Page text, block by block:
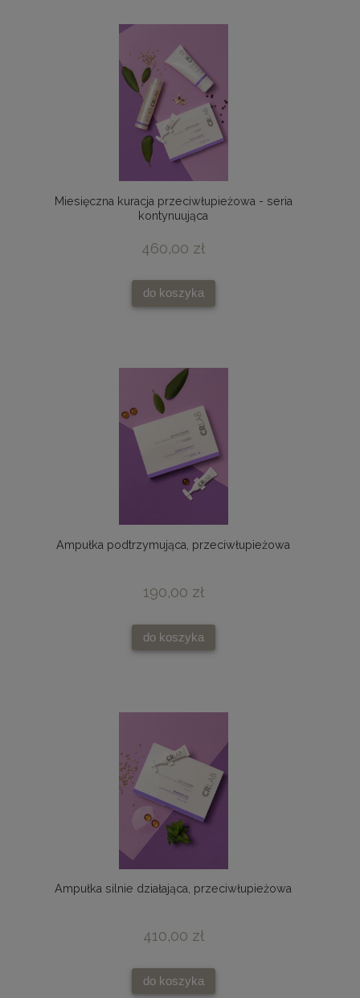
Miesięczna kuracja przeciwłupieżowa - seria
kontynuująca
460,00 zł
do koszyka
Ampułka podtrzymująca, przeciwłupieżowa
190,00 zł
do koszyka
Ampułka silnie działająca, przeciwłupieżowa
410,00 zł
do koszyka